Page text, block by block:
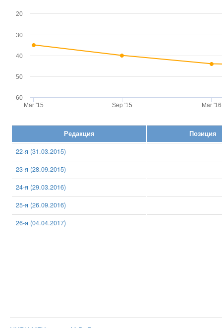
Mar '15 Sep '15 Mar '16
20
30
40
50
60
Редакция
Позиция
22-я (31.03.2015)
23-я (28.09.2015)
24-я (29.03.2016)
25-я (26.09.2016)
26-я (04.04.2017)